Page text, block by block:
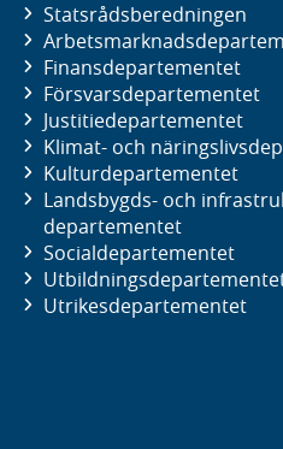
Statsrådsberedningen
Finans­departementet
Försvars­departementet
Justitie­departementet
Klimat- och
Kultur­departementet
Landsbygds- och
departementet
Social­departementet
Utrikes­departementet